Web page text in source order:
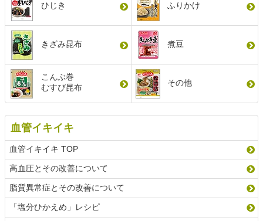
ひじき ふりかけ
きざみ昆布 煮豆
こんぶ巻
むすび昆布
その他
血管イキイキ
血管イキイキ TOP
高血圧とその改善について
脂質異常症とその改善について
「塩分ひかえめ」レシピ